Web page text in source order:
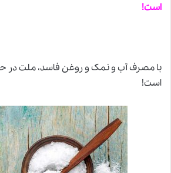
است!
با مصرف آب و نمک و روغن فاسد، ملت در
است!